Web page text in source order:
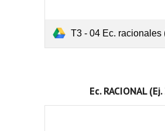
T3 - 04 Ec. racionales
Ec. RACIONAL